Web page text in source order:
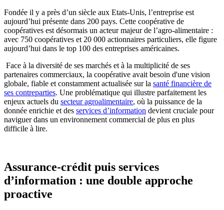
Fondée il y a près d’un siècle aux Etats-Unis, l’entreprise est
aujourd’hui présente dans 200 pays. Cette coopérative de
coopératives est désormais un acteur majeur de l’agro-alimentaire :
avec 750 coopératives et 20 000 actionnaires particuliers, elle figure
aujourd’hui dans le top 100 des entreprises américaines.
Face à la diversité de ses marchés et à la multiplicité de ses
partenaires commerciaux, la coopérative avait besoin d'une vision
globale, fiable et constamment actualisée sur la santé financière de
ses contreparties. Une problématique qui illustre parfaitement les
enjeux actuels du secteur agroalimentaire, où la puissance de la
donnée enrichie et des services d’information devient cruciale pour
naviguer dans un environnement commercial de plus en plus
difficile à lire.
Assurance-crédit puis services
d’information : une double approche
proactive